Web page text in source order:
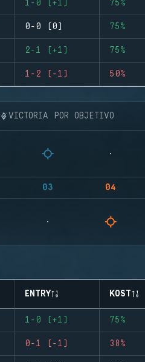
1-0 (+1) 75%
0-0 (0) 75%
2-1 (+1) 75%
1-2 (-1) 50%
VICTORIA POR OBJETIVO
03 04
ENTRY KOST
1-0 (+1) 75%
0-1 (-1) 38%